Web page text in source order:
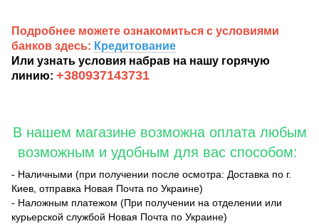
Подробнее можете ознакомиться с условиями
банков здесь: Кредитование
Или узнать условия набрав на нашу горячую
линию: +380937143731
В нашем магазине возможна оплата любым
возможным и удобным для вас способом:
- Наличными (при получении после осмотра: Доставка по г.
Киев, отправка Новая Почта по Украине)
- Наложным платежом (При получении на отделении или
курьерской службой Новая Почта по Украине)